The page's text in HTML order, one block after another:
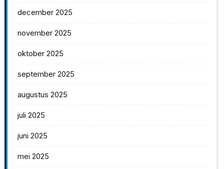
december 2025
november 2025
oktober 2025
september 2025
augustus 2025
juli 2025
juni 2025
mei 2025